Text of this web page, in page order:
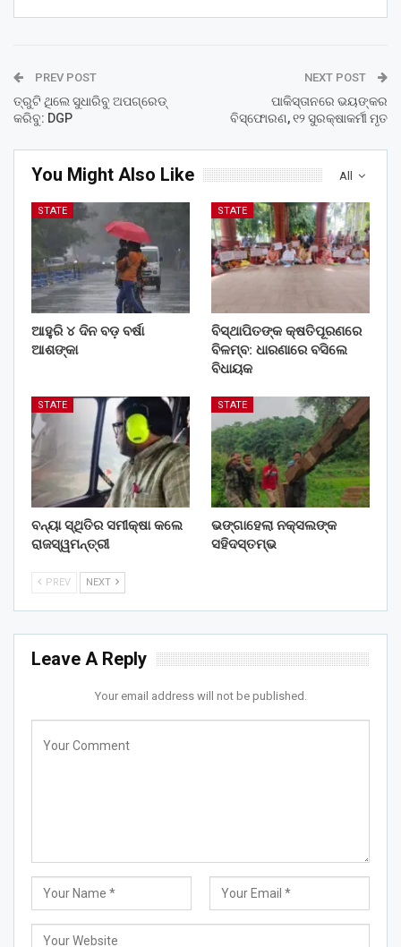
PREV POST
ତ୍ରୁଟି ଥିଲେ ସୁଧାରିବୁ ଅପଗ୍ରେଡ୍‌
କରିବୁ: DGP
NEXT POST
ପାକିସ୍ତାନରେ ଭୟଙ୍କର
ବିସ୍ଫୋରଣ, ୧୨ ସୁରକ୍ଷାକର୍ମୀ ମୃତ
All
You Might Also Like
STATE
ଆହୁରି ୪ ଦିନ ବଡ଼ ବର୍ଷା
ଆଶଙ୍କା
STATE
ବିସ୍ଥାପିତଙ୍କ କ୍ଷତିପୂରଣରେ
ବିଳମ୍ବ: ଧାରଣାରେ ବସିଲେ
ବିଧାୟକ
STATE
ବନ୍ୟା ସ୍ଥିତିର ସମୀକ୍ଷା କଲେ
ରାଜସ୍ୱମନ୍ତ୍ରୀ
STATE
ଭଙ୍ଗାହେଲା ନକ୍ସଲଙ୍କ
ସହିଦସ୍ତମ୍ଭ
PREV NEXT
Leave A Reply
Your email address will not be published.